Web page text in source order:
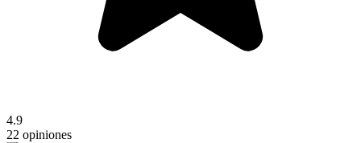
4.9
22 opiniones